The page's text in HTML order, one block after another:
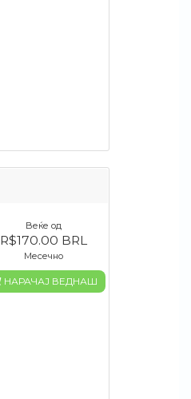
Веќе од
R$170.00 BRL
Месечно
НАРАЧАЈ ВЕДНАШ